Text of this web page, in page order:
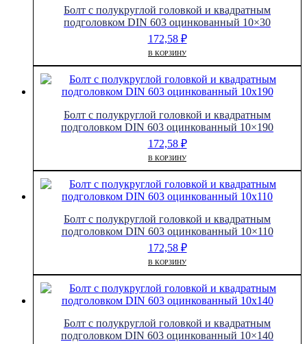
Болт с полукруглой головкой и квадратным
подголовком DIN 603 оцинкованный 10×30
172,58 ₽
В КОРЗИНУ
Болт с полукруглой головкой и квадратным
подголовком DIN 603 оцинкованный 10×190
172,58 ₽
В КОРЗИНУ
Болт с полукруглой головкой и квадратным
подголовком DIN 603 оцинкованный 10×110
172,58 ₽
В КОРЗИНУ
Болт с полукруглой головкой и квадратным
подголовком DIN 603 оцинкованный 10×140